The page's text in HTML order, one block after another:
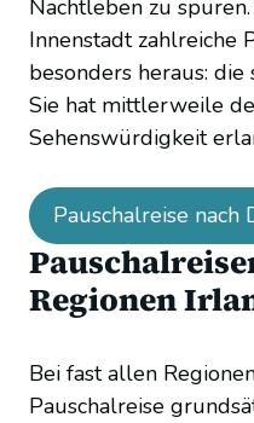
Nachtleben zu
Innenstadt zahlreiche
besonders heraus: die
Sie hat mittlerweile
Sehenswürdigkeit
Pauschalreise nach
Regionen
Bei fast allen
Pauschalreise